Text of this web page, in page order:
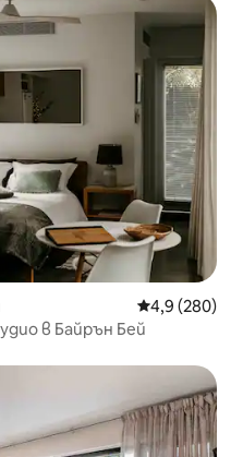
Средна
4,9 (280)
в Байрън Бей